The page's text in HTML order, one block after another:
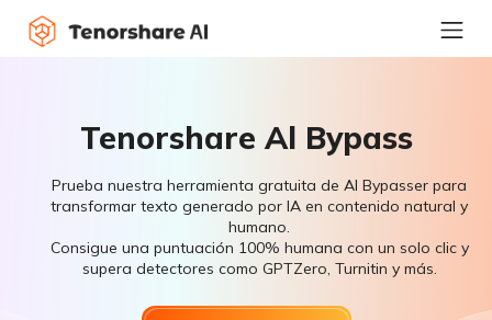
Tenorshare Al Bypass
Prueba nuestra herramienta gratuita de AI Bypasser para
transformar texto generado por IA en contenido natural y
humano.
Consigue una puntuación 100% humana con un solo clic y
supera detectores como GPTZero, Turnitin y más.